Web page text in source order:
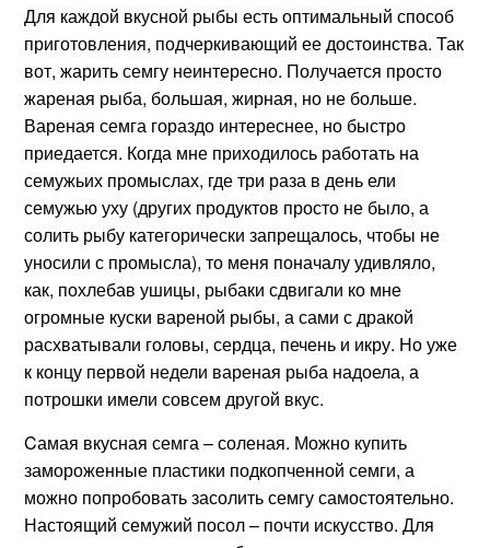
Для каждой вкусной рыбы есть оптимальный способ
приготовления, подчеркивающий ее достоинства. Так
вот, жарить семгу неинтересно. Получается просто
жареная рыба, большая, жирная, но не больше.
Вареная семга гораздо интереснее, но быстро
приедается. Когда мне приходилось работать на
семужьих промыслах, где три раза в день ели
семужью уху (других продуктов просто не было, а
солить рыбу категорически запрещалось, чтобы не
уносили с промысла), то меня поначалу удивляло,
как, похлебав ушицы, рыбаки сдвигали ко мне
огромные куски вареной рыбы, а сами с дракой
расхватывали головы, сердца, печень и икру. Но уже
к концу первой недели вареная рыба надоела, а
потрошки имели совсем другой вкус.
Cамая вкусная семга – соленая. Можно купить
замороженные пластики подкопченной семги, а
можно попробовать засолить семгу самостоятельно.
Настоящий семужий посол – почти искусство. Для